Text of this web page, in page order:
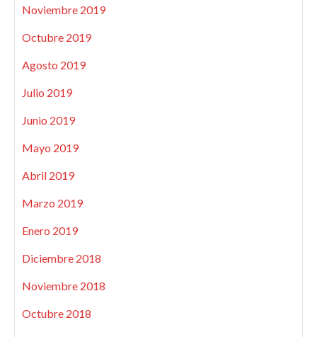
Noviembre 2019
Octubre 2019
Agosto 2019
Julio 2019
Junio 2019
Mayo 2019
Abril 2019
Marzo 2019
Enero 2019
Diciembre 2018
Noviembre 2018
Octubre 2018